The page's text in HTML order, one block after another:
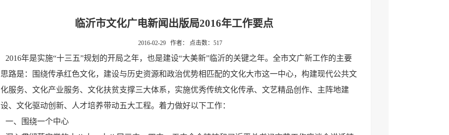
临沂市文化广电新闻出版局2016年工作要点
2016-02-29 作者： 点击数： 517
2016年是实施“十三五”规划的开局之年，也是建设“大美新”临沂的关键之年。全市文广新工作的主要
思路是：围绕传承红色文化，建设与历史资源和政治优势相匹配的文化大市这一中心，构建现代公共文
化服务、文化产业服务、文化扶贫支撑三大体系，实施优秀传统文化传承、文艺精品创作、主阵地建
设、文化驱动创新、人才培养带动五大工程。着力做好以下工作：
一、围绕一个中心